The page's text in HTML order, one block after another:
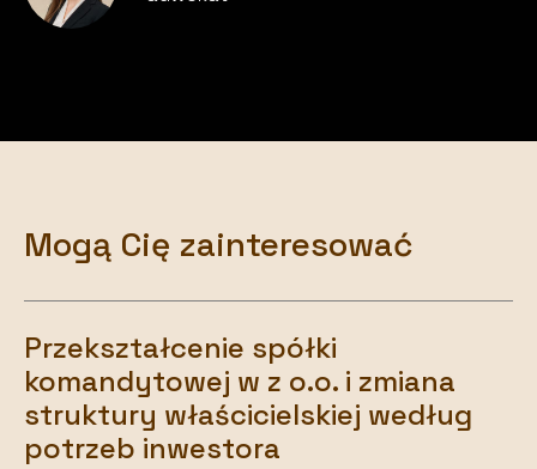
Mogą Cię zainteresować
Przekształcenie spółki
komandytowej w z o.o. i zmiana
struktury właścicielskiej według
potrzeb inwestora